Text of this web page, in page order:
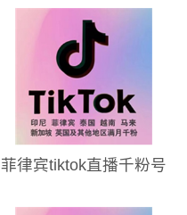
菲律宾tiktok直播千粉号